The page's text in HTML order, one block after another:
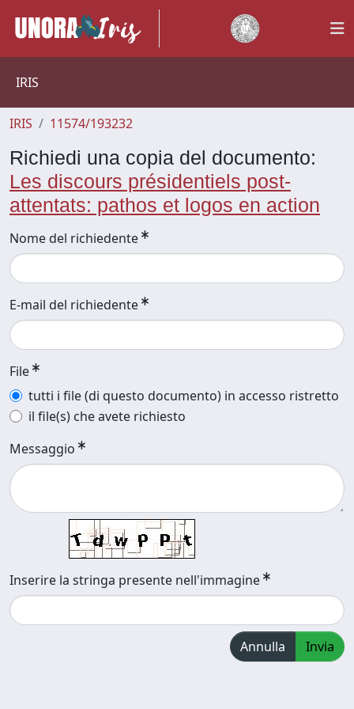
IRIS
IRIS 11574/193232
Richiedi una copia del documento:
Les discours présidentiels post-
attentats: pathos et logos en action
Nome del richiedente
E-mail del richiedente
File
tutti i file (di questo documento) in accesso ristretto
il file(s) che avete richiesto
Messaggio
Inserire la stringa presente nell'immagine
Annulla Invia